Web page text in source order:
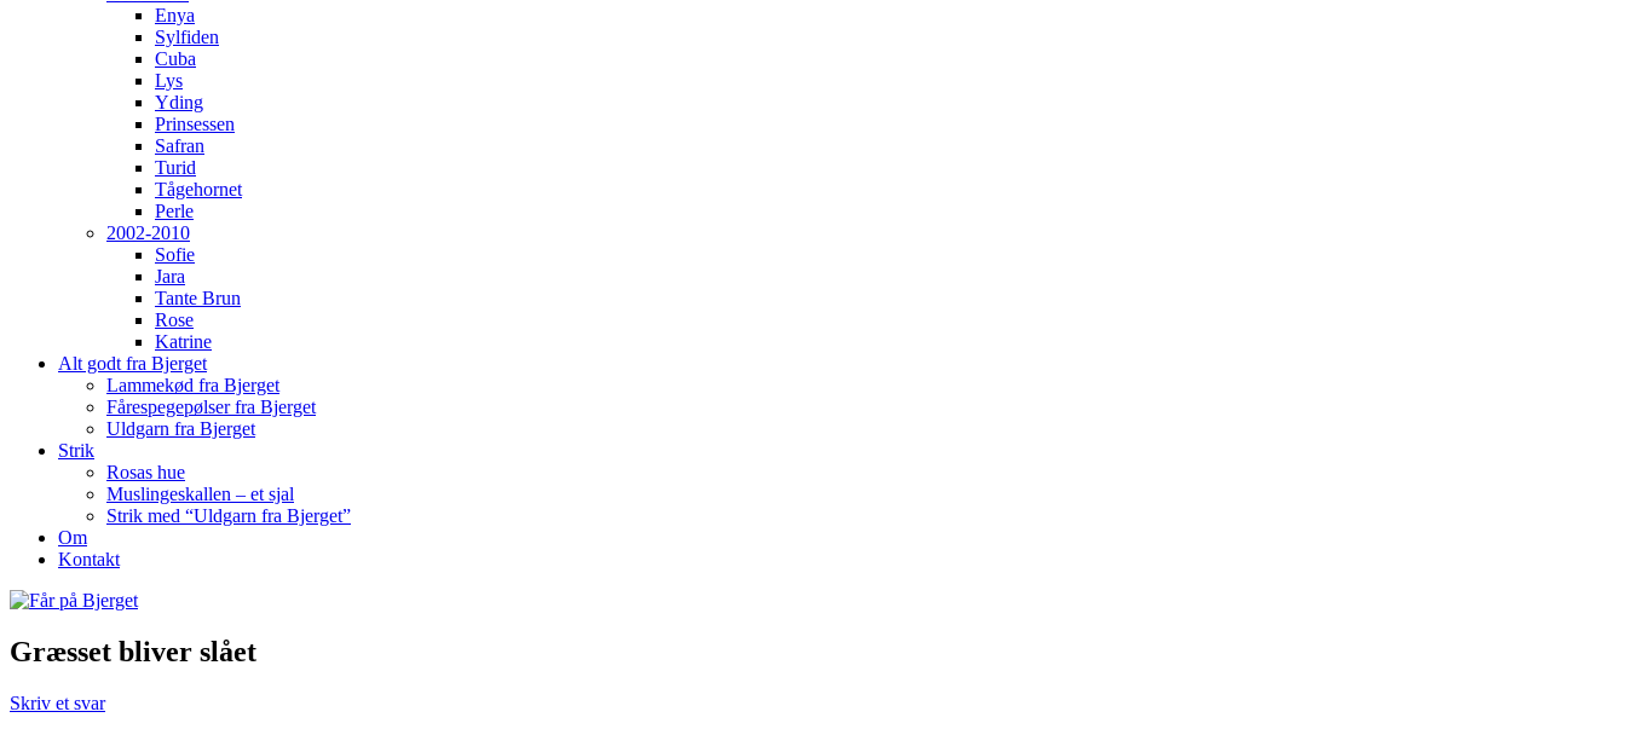
Enya
Sylfiden
Cuba
Lys
Yding
Prinsessen
Safran
Turid
Tågehornet
Perle
2002-2010
Sofie
Jara
Tante Brun
Rose
Katrine
Alt godt fra Bjerget
Lammekød fra Bjerget
Fårespegepølser fra Bjerget
Uldgarn fra Bjerget
Strik
Rosas hue
Muslingeskallen – et sjal
Strik med “Uldgarn fra Bjerget”
Om
Kontakt
Græsset bliver slået
Skriv et svar